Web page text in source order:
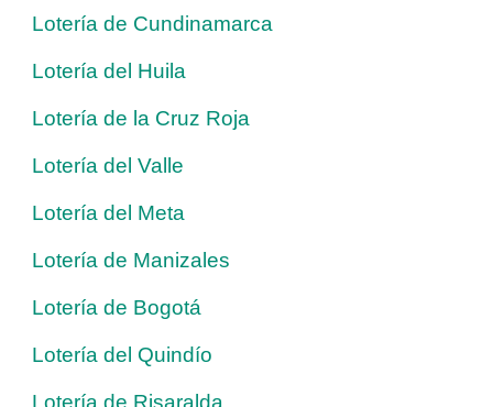
Lotería de Cundinamarca
Lotería del Huila
Lotería de la Cruz Roja
Lotería del Valle
Lotería del Meta
Lotería de Manizales
Lotería de Bogotá
Lotería del Quindío
Lotería de Risaralda